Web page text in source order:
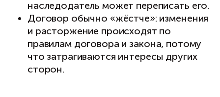
наследодатель может переписать его.
Договор обычно «жёстче»: изменения
и расторжение происходят по
правилам договора и закона, потому
что затрагиваются интересы других
сторон.